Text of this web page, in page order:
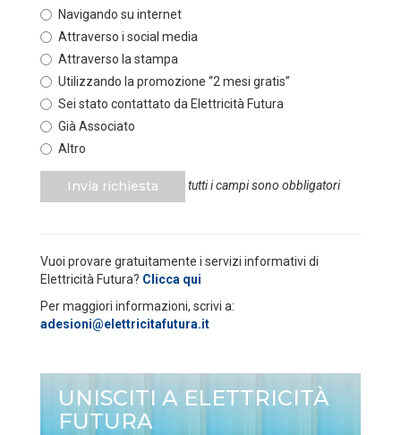
Navigando su internet
Attraverso i social media
Attraverso la stampa
Utilizzando la promozione “2 mesi gratis”
Sei stato contattato da Elettricità Futura
Già Associato
Altro
Invia richiesta tutti i campi sono obbligatori
Vuoi provare gratuitamente i servizi informativi di
Elettricità Futura? Clicca qui
Per maggiori informazioni, scrivi a:
adesioni@elettricitafutura.it
UNISCITI A ELETTRICITÀ
FUTURA